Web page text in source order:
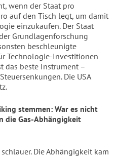
wenn der Staat pro
auf den Tisch legt, um damit
einzukaufen. Der Staat
Grundlagenforschung
beschleunigte
Technologie-Investitionen
das beste Instrument –
Die USA
stemmen: War es nicht
die Gas-Abhängigkeit
Die Abhängigkeit kam